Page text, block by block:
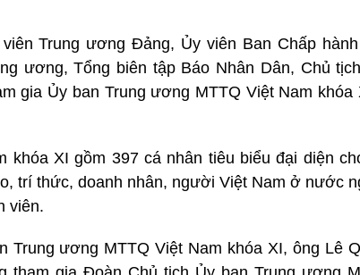
Trung ương Đảng, Ủy viên Ban Chấp
ương, Tổng biên tập Báo Nhân Dân, Chủ
gia Ủy ban Trung ương MTTQ Việt Nam khóa
khóa XI gồm 397 cá nhân tiêu biểu đại diện
trí thức, doanh nhân, người Việt Nam ở nước
viên.
Trung ương MTTQ Việt Nam khóa XI, ông Lê